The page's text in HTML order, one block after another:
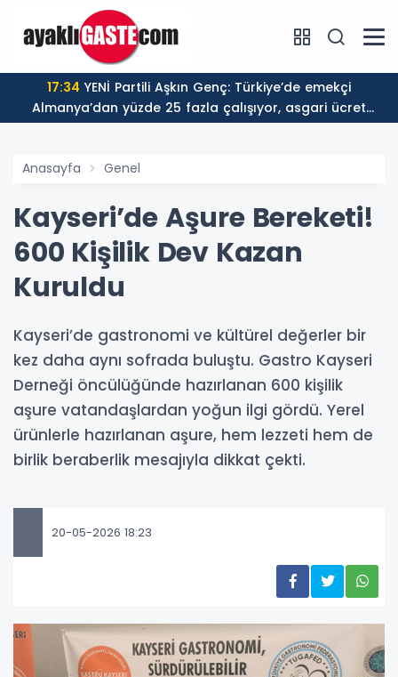
17:34
Almanya’dan yüzde 25 fazla çalışıyor, asgari ücret
ayın 18 gününe yetiyor
Anasayfa Genel
Kayseri’de Aşure Bereketi!
600 Kişilik Dev Kazan
Kuruldu
Kayseri’de gastronomi ve kültürel değerler bir
kez daha aynı sofrada buluştu. Gastro Kayseri
Derneği öncülüğünde hazırlanan 600 kişilik
aşure vatandaşlardan yoğun ilgi gördü. Yerel
ürünlerle hazırlanan aşure, hem lezzeti hem de
birlik beraberlik mesajıyla dikkat çekti.
20-05-2026 18:23